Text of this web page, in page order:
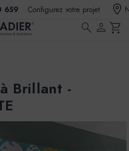
659 Configurez votre projet
search person shopping_cart
Brillant -